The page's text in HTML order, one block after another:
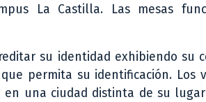
La Castilla. Las mesas
su identidad exhibiendo su
permita su identificación. Los
en una ciudad distinta de su